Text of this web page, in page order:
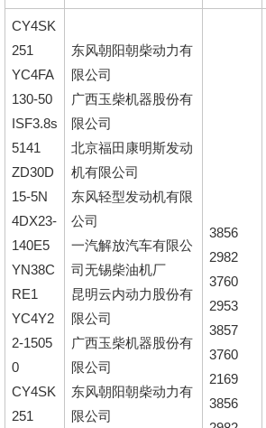
CY4SK
251
YC4FA
130-50
ISF3.8s
5141
ZD30D
15-5N
4DX23-
140E5
YN38C
RE1
YC4Y2
2-1505
0
CY4SK
251
东风朝阳朝柴动力有
限公司
广西玉柴机器股份有
限公司
北京福田康明斯发动
机有限公司
东风轻型发动机有限
公司
一汽解放汽车有限公
司无锡柴油机厂
昆明云内动力股份有
限公司
广西玉柴机器股份有
限公司
东风朝阳朝柴动力有
限公司
3856
2982
3760
2953
3857
3760
2169
3856